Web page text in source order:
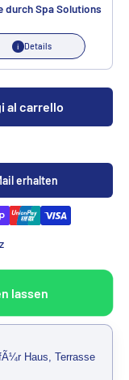
durch Spa Solutions
i Details
al carrello
erhalten
lassen
Haus, Terrasse